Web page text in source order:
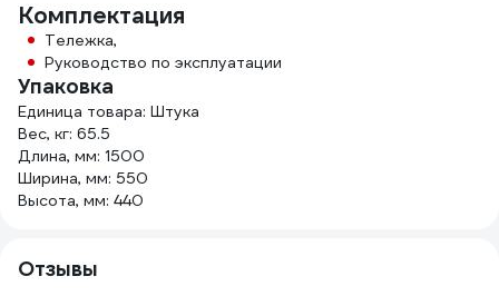
Комплектация
Тележка,
Руководство по эксплуатации
Упаковка
Единица товара: Штука
Вес, кг: 65.5
Длина, мм: 1500
Ширина, мм: 550
Высота, мм: 440
Отзывы